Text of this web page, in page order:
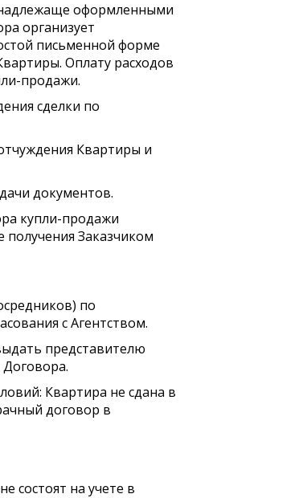
надлежаще оформленными
организует
письменной форме
Оплату расходов
продажи.
сделки по
Квартиры и
документов.
купли-продажи
Заказчиком
по
с Агентством.
представителю
Квартира не сдана в
договор в
состоят на учете в